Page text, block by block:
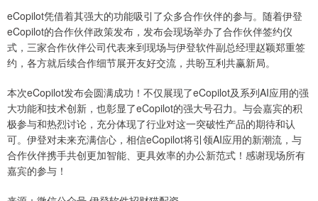
eCopilot凭借着其强大的功能吸引了众多合作伙伴的参与。随着伊登
eCopilot的合作伙伴政策发布，发布会现场举办了合作伙伴签约仪
式，三家合作伙伴公司代表来到现场与伊登软件副总经理赵颖郑重签
约，各方就后续合作细节展开友好交流，共盼互利共赢新局。
本次eCopilot发布会圆满成功！不仅展现了eCopilot及系列AI应用的强
大功能和技术创新，也彰显了eCopilot的强大号召力。与会嘉宾的积
极参与和热烈讨论，充分体现了行业对这一突破性产品的期待和认
可。伊登对未来充满信心，相信eCopilot将引领AI应用的新潮流，与
合作伙伴携手共创更加智能、更具效率的办公新范式！感谢现场所有
嘉宾的参与！